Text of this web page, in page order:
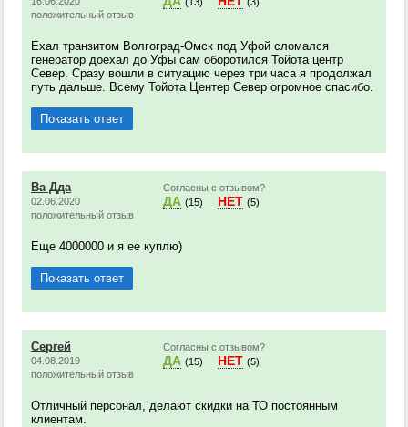
положительный отзыв
Ехал транзитом Волгоград-Омск под Уфой сломался
генератор доехал до Уфы сам оборотился Тойота центр
Север. Сразу вошли в ситуацию через три часа я продолжал
путь дальше. Всему Тойота Центер Север огромное спасибо.
Показать ответ
Ва Дда
02.06.2020
положительный отзыв
Согласны с отзывом?
ДА (15) НЕТ (5)
Еще 4000000 и я ее куплю)
Показать ответ
Сергей
04.08.2019
положительный отзыв
Согласны с отзывом?
ДА (15) НЕТ (5)
Отличный персонал, делают скидки на ТО постоянным
клиентам.